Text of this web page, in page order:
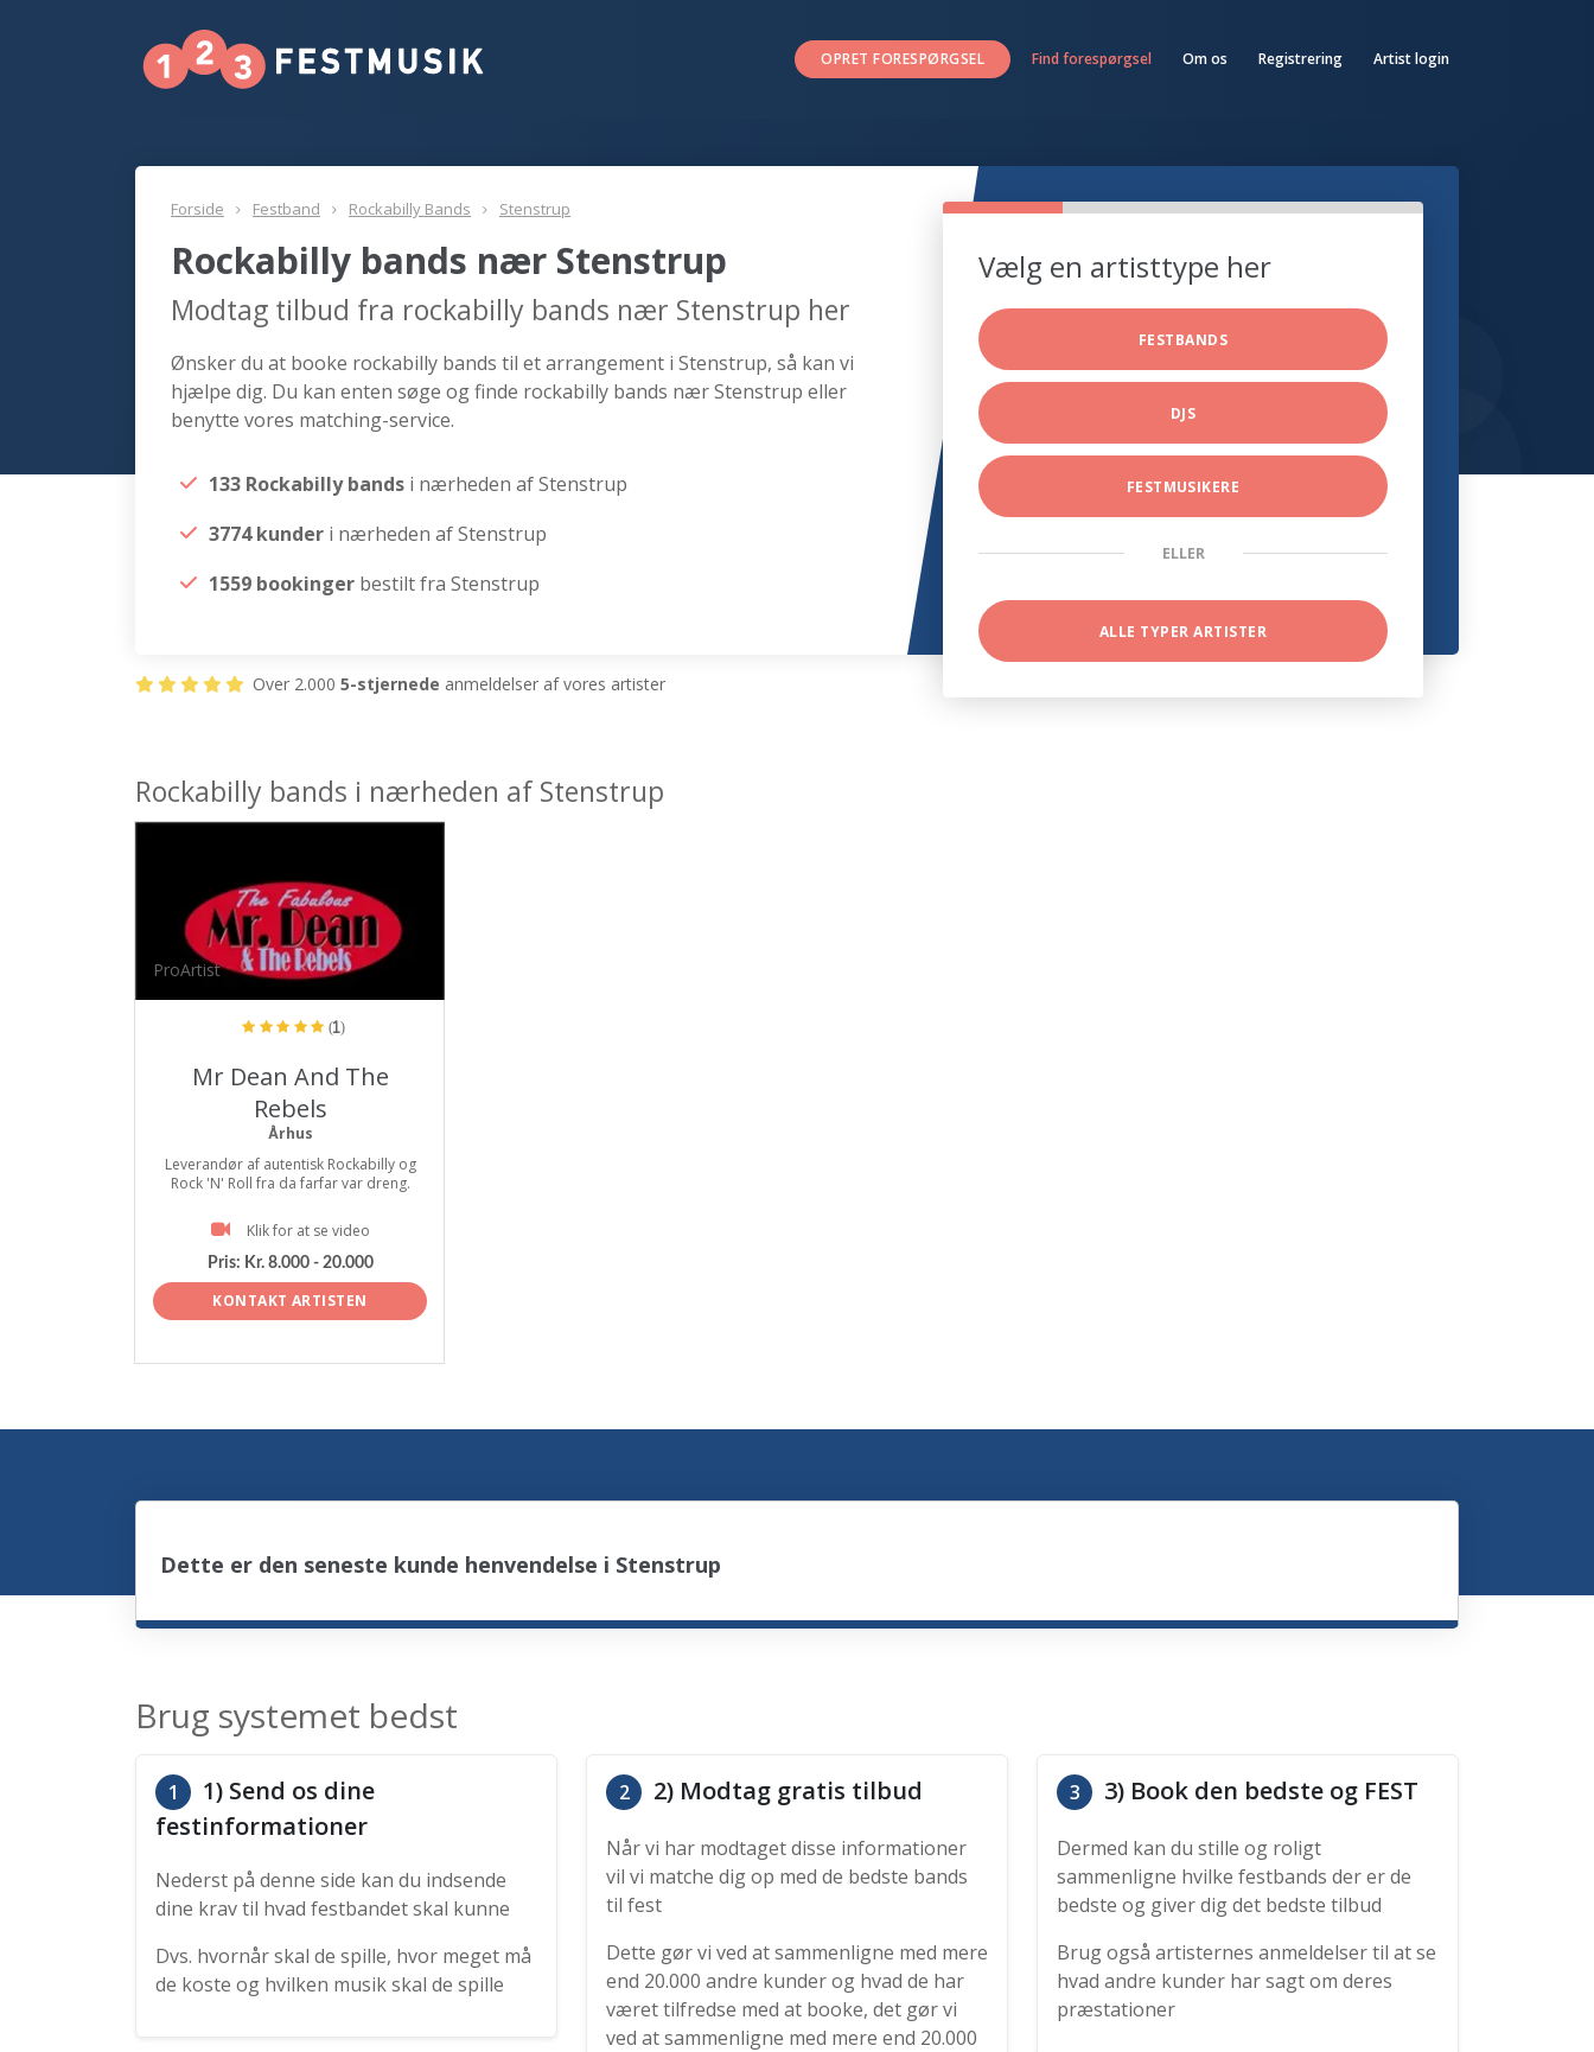
OPRET FORESPØRGSEL Find forespørgsel Om os Registrering Artist login
Forside Festband Rockabilly Bands Stenstrup
Rockabilly bands nær Stenstrup
Modtag tilbud fra rockabilly bands nær Stenstrup her
Ønsker du at booke rockabilly bands til et arrangement i Stenstrup, så kan vi
hjælpe dig. Du kan enten søge og finde rockabilly bands nær Stenstrup eller
benytte vores matching-service.
133 Rockabilly bands i nærheden af Stenstrup
3774 kunder i nærheden af Stenstrup
1559 bookinger bestilt fra Stenstrup
Vælg en artisttype her
FESTBANDS
DJS
FESTMUSIKERE
ELLER
ALLE TYPER ARTISTER
Over 2.000 5-stjernede anmeldelser af vores artister
Rockabilly bands i nærheden af Stenstrup
ProArtist
(1)
Mr Dean And The
Rebels
Århus
Leverandør af autentisk Rockabilly og
Rock 'N' Roll fra da farfar var dreng.
Klik for at se video
Pris: Kr. 8.000 - 20.000
KONTAKT ARTISTEN
Dette er den seneste kunde henvendelse i Stenstrup
Brug systemet bedst
1
1) Send os dine
festinformationer
Nederst på denne side kan du indsende
dine krav til hvad festbandet skal kunne
Dvs. hvornår skal de spille, hvor meget må
de koste og hvilken musik skal de spille
2 2) Modtag gratis tilbud
Når vi har modtaget disse informationer
vil vi matche dig op med de bedste bands
til fest
Dette gør vi ved at sammenligne med mere
end 20.000 andre kunder og hvad de har
været tilfredse med at booke, det gør vi
ved at sammenligne med mere end 20.000
3 3) Book den bedste og FEST
Dermed kan du stille og roligt
sammenligne hvilke festbands der er de
bedste og giver dig det bedste tilbud
Brug også artisternes anmeldelser til at se
hvad andre kunder har sagt om deres
præstationer